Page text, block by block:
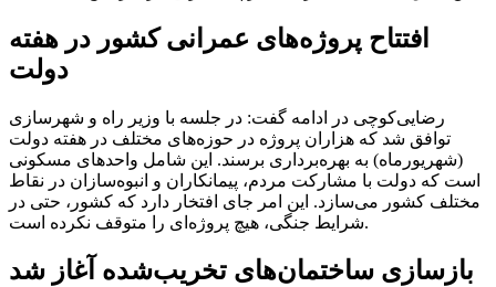
افتتاح پروژه‌های عمرانی کشور در هفته
دولت
رضایی‌کوچی در ادامه گفت: در جلسه با وزیر راه و شهرسازی
توافق شد که هزاران پروژه در حوزه‌های مختلف در هفته دولت
(شهریورماه) به بهره‌برداری برسند. این شامل واحدهای مسکونی
است که دولت با مشارکت مردم، پیمانکاران و انبوه‌سازان در نقاط
مختلف کشور می‌سازد. این امر جای افتخار دارد که کشور، حتی در
شرایط جنگی، هیچ پروژه‌ای را متوقف نکرده است.
بازسازی ساختمان‌های تخریب‌شده آغاز شد